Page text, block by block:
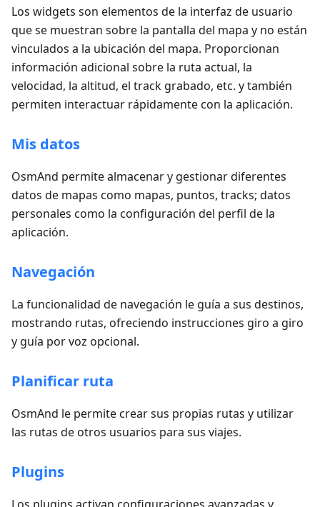
Los widgets son elementos de la interfaz de usuario
que se muestran sobre la pantalla del mapa y no están
vinculados a la ubicación del mapa. Proporcionan
información adicional sobre la ruta actual, la
velocidad, la altitud, el track grabado, etc. y también
permiten interactuar rápidamente con la aplicación.
Mis datos
OsmAnd permite almacenar y gestionar diferentes
datos de mapas como mapas, puntos, tracks; datos
personales como la configuración del perfil de la
aplicación.
Navegación
La funcionalidad de navegación le guía a sus destinos,
mostrando rutas, ofreciendo instrucciones giro a giro
y guía por voz opcional.
Planificar ruta
OsmAnd le permite crear sus propias rutas y utilizar
las rutas de otros usuarios para sus viajes.
Plugins